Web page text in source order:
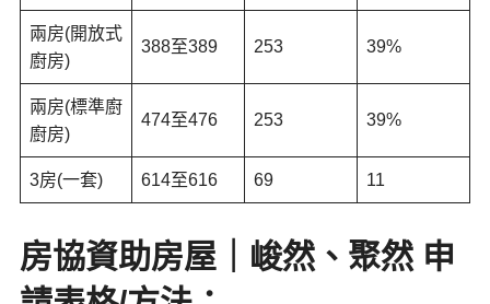
兩房(開放式
廚房)
388至389 253 39%
兩房(標準廚
廚房)
474至476 253 39%
3房(一套) 614至616 69 11
房協資助房屋｜峻然、聚然 申